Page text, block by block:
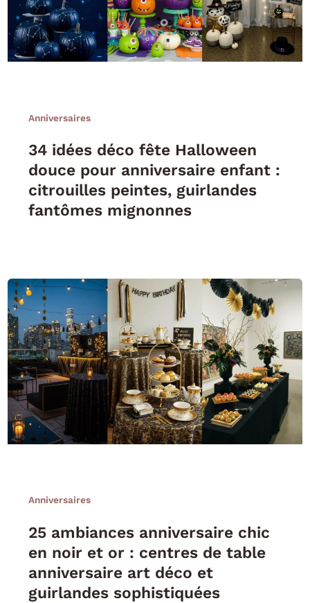
Anniversaires
34 idées déco fête Halloween
douce pour anniversaire enfant :
citrouilles peintes, guirlandes
fantômes mignonnes
Anniversaires
25 ambiances anniversaire chic
en noir et or : centres de table
anniversaire art déco et
guirlandes sophistiquées